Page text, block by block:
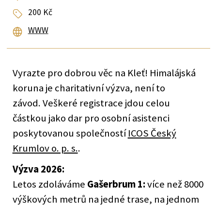
200 Kč
WWW
Vyrazte pro dobrou věc na Kleť! Himalájská
koruna je charitativní výzva, není to
závod. Veškeré registrace jdou celou
částkou jako dar pro osobní asistenci
poskytovanou společnostíICOS Český
Krumlov o. p. s..
Výzva 2026:
Letos zdoláváme Gašerbrum 1:více než 8000
výškových metrů na jedné trase, na jednom